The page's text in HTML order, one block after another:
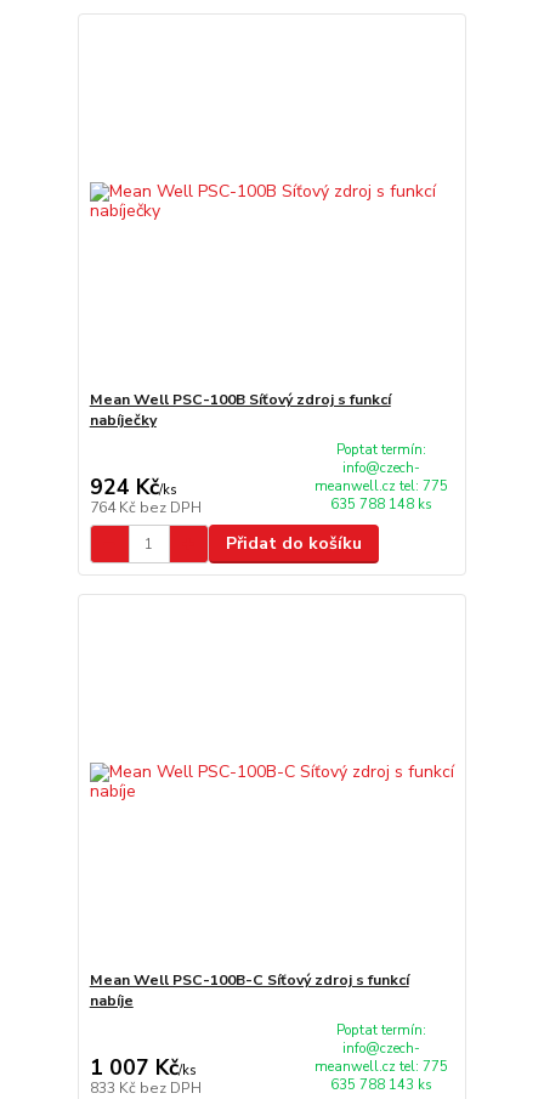
Mean Well PSC-100B Síťový zdroj s funkcí
nabíječky
924 Kč/ks
764 Kč bez DPH
Poptat termín:
info@czech-
meanwell.cz tel: 775
635 788 148 ks
Přidat do košíku
Mean Well PSC-100B-C Síťový zdroj s funkcí
nabíje
1 007 Kč/ks
833 Kč bez DPH
Poptat termín:
info@czech-
meanwell.cz tel: 775
635 788 143 ks